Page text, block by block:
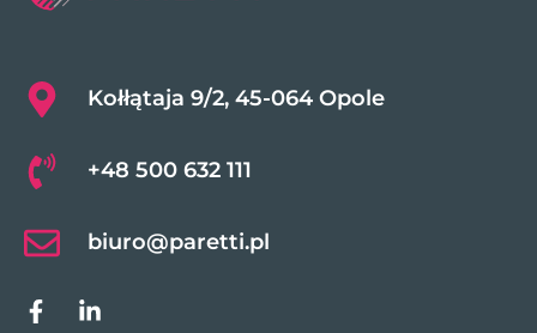
Kołłątaja 9/2, 45-064 Opole
+48 500 632 111
biuro@paretti.pl